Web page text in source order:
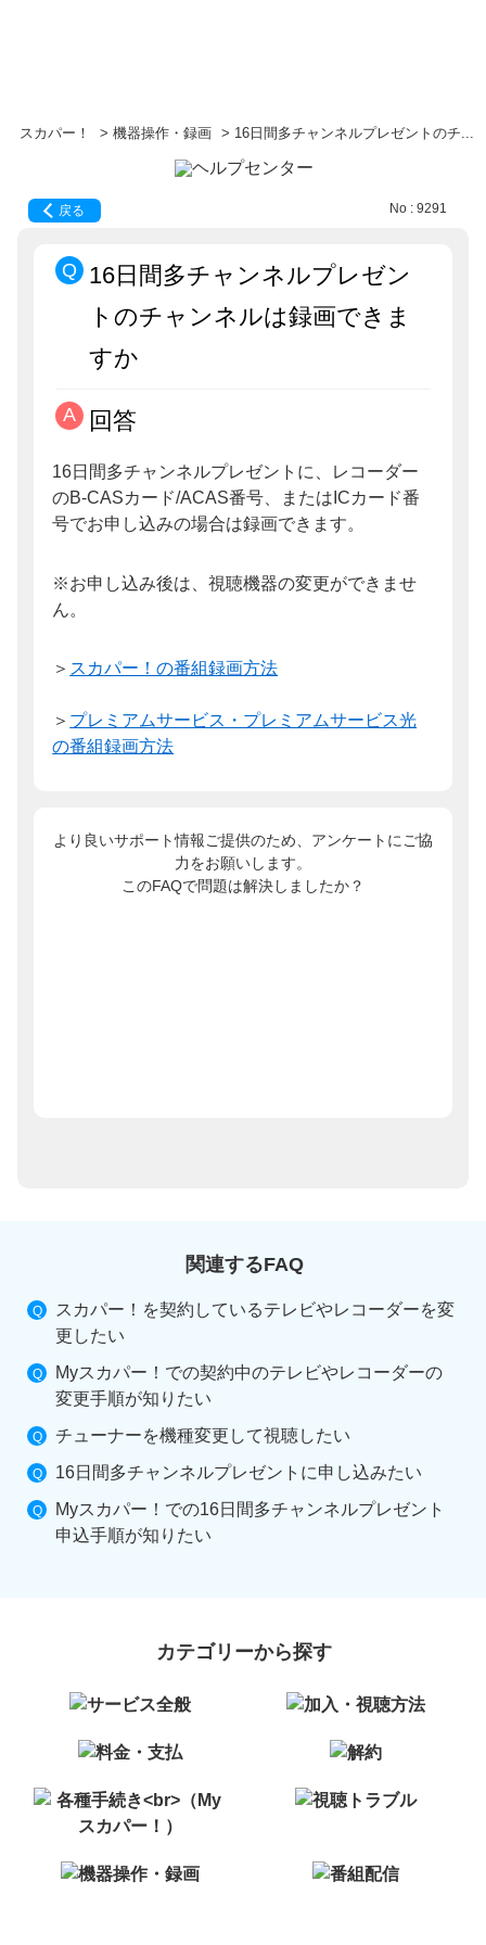
スカパー！ > 機器操作・録画 > 16日間多チャンネルプレゼントのチ...
戻る No : 9291
16日間多チャンネルプレゼン
トのチャンネルは録画できま
すか
回答
16日間多チャンネルプレゼントに、レコーダー
のB-CASカード/ACAS番号、またはICカード番
号でお申し込みの場合は録画できます。
※お申し込み後は、視聴機器の変更ができませ
ん。
＞ スカパー！の番組録画方法
＞ プレミアムサービス・プレミアムサービス光
の番組録画方法
より良いサポート情報ご提供のため、アンケートにご協
力をお願いします。
このFAQで問題は解決しましたか？
関連するFAQ
スカパー！を契約しているテレビやレコーダーを変
更したい
Myスカパー！での契約中のテレビやレコーダーの
変更手順が知りたい
チューナーを機種変更して視聴したい
16日間多チャンネルプレゼントに申し込みたい
Myスカパー！での16日間多チャンネルプレゼント
申込手順が知りたい
カテゴリーから探す